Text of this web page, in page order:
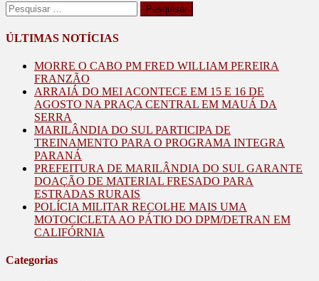
Pesquisar
por:
ÚLTIMAS NOTÍCIAS
MORRE O CABO PM FRED WILLIAM PEREIRA
FRANZÃO
ARRAIÁ DO MEI ACONTECE EM 15 E 16 DE
AGOSTO NA PRAÇA CENTRAL EM MAUÁ DA
SERRA
MARILÂNDIA DO SUL PARTICIPA DE
TREINAMENTO PARA O PROGRAMA INTEGRA
PARANÁ
PREFEITURA DE MARILÂNDIA DO SUL GARANTE
DOAÇÃO DE MATERIAL FRESADO PARA
ESTRADAS RURAIS
POLÍCIA MILITAR RECOLHE MAIS UMA
MOTOCICLETA AO PÁTIO DO DPM/DETRAN EM
CALIFÓRNIA
Categorias